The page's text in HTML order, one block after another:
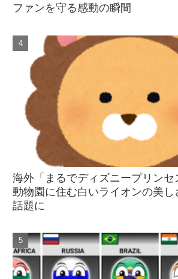
ファンを守る感動の瞬間
海外「まるでディズニープリンセ
動物園に住む白いライオンの美し
話題に